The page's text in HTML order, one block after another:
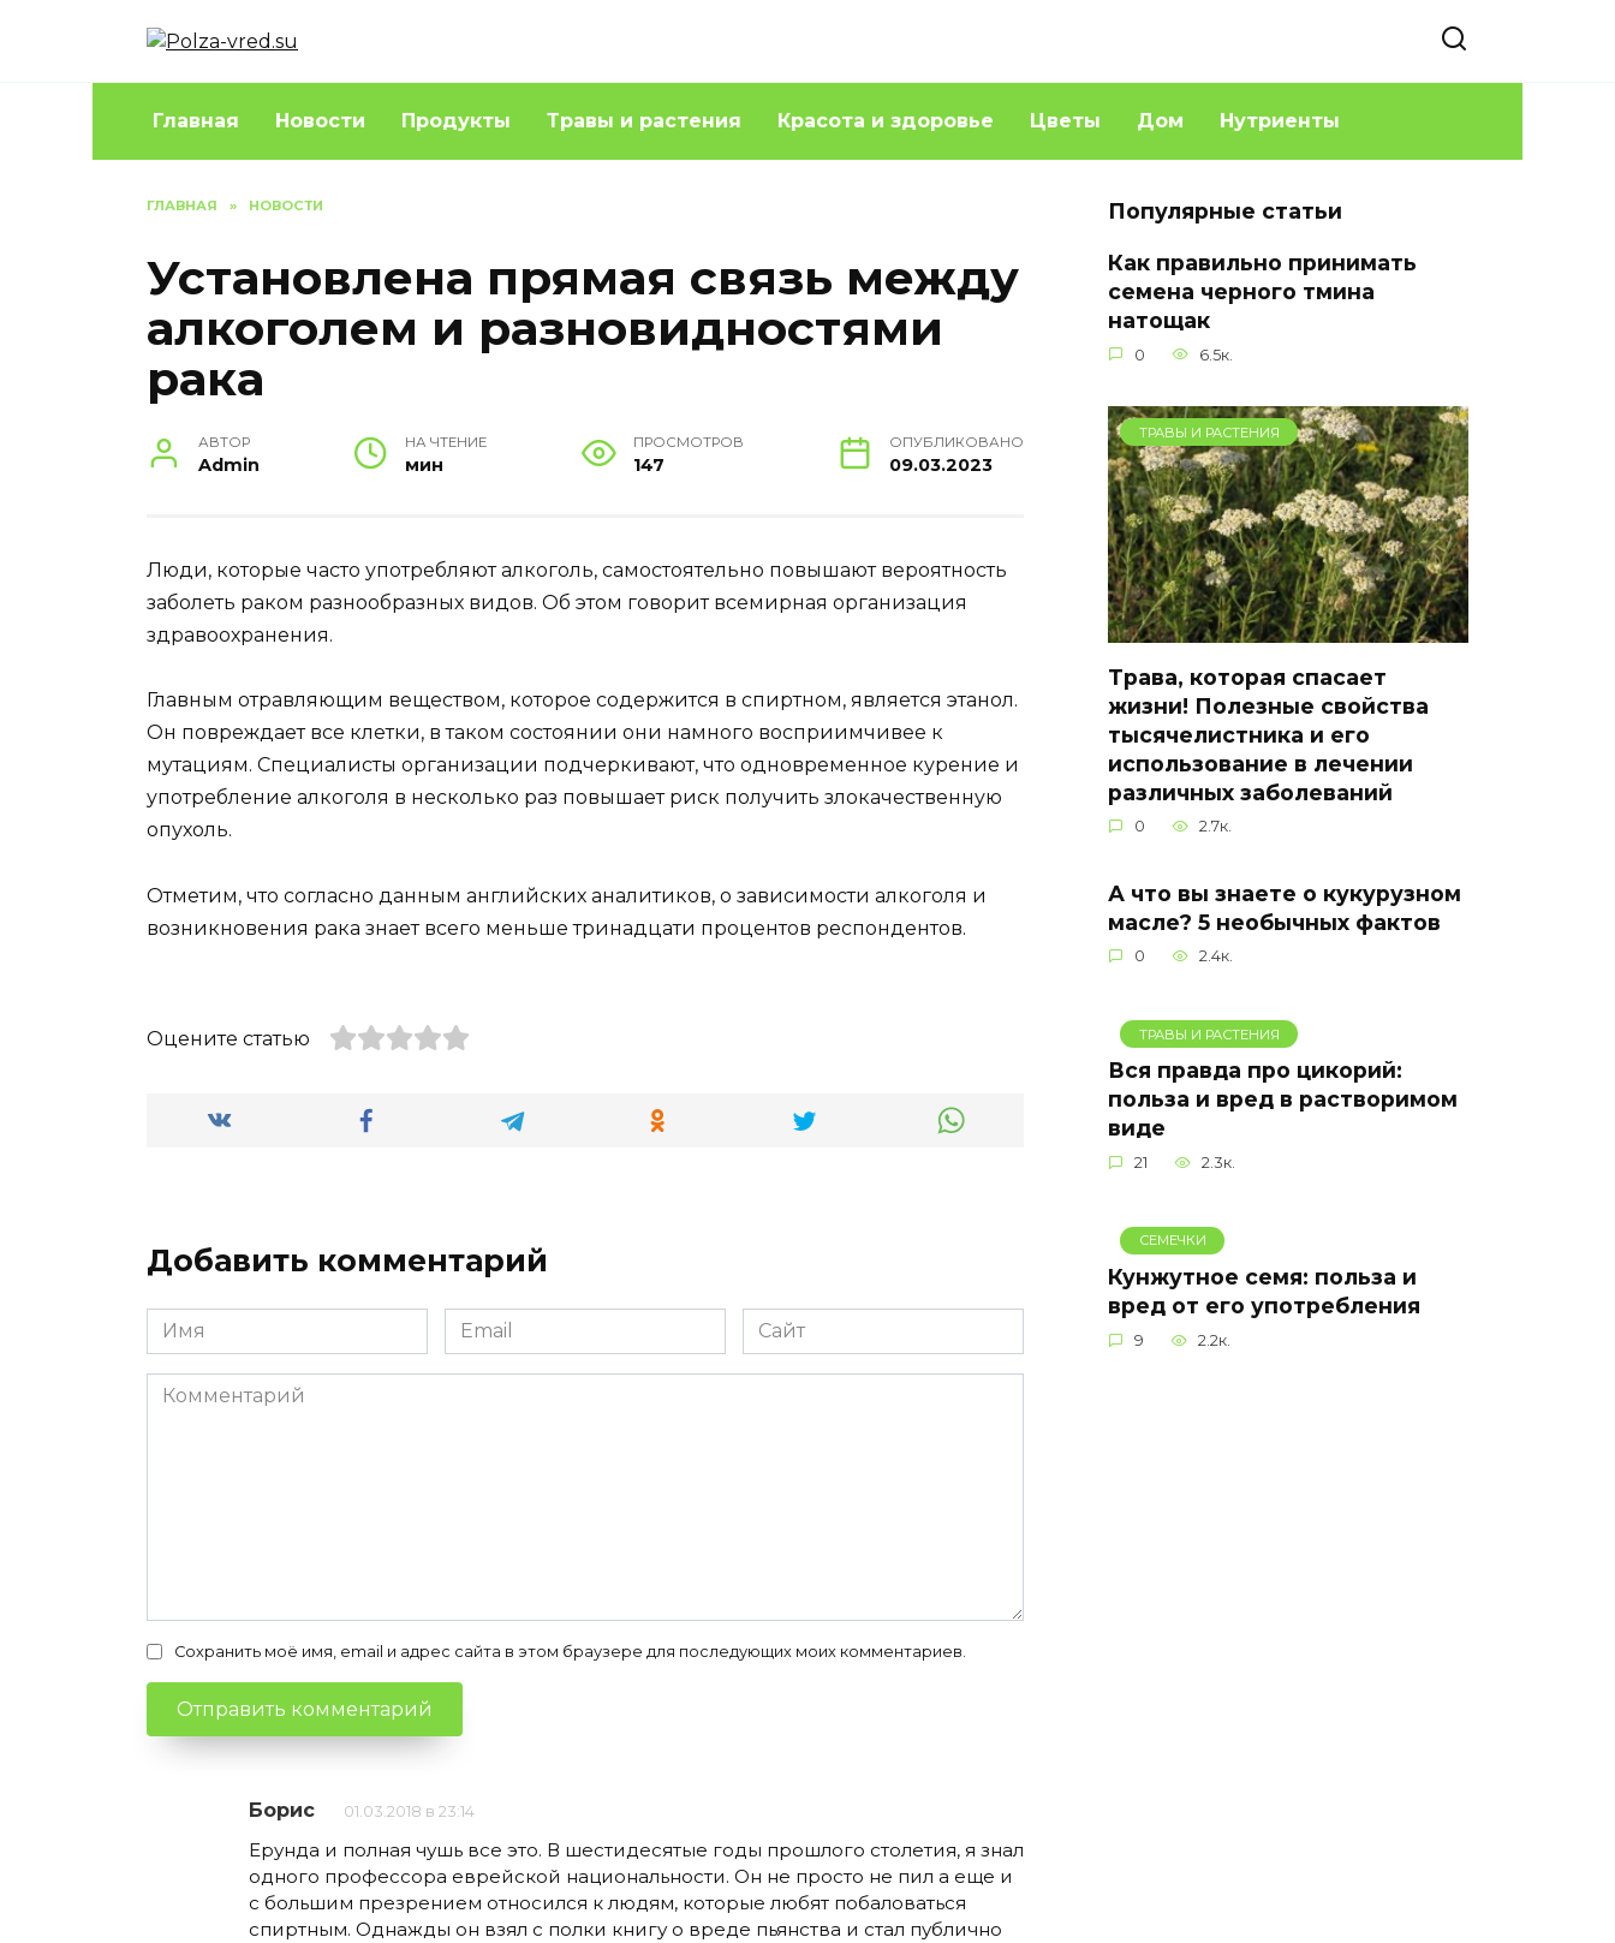
Главная Новости Продукты Травы и растения Красота и здоровье Цветы Дом Нутриенты
ГЛАВНАЯ » НОВОСТИ
Установлена прямая связь между
алкоголем и разновидностями
рака
АВТОР
Admin
НА ЧТЕНИЕ
мин
ПРОСМОТРОВ
147
ОПУБЛИКОВАНО
09.03.2023
Люди, которые часто употребляют алкоголь, самостоятельно повышают вероятность
заболеть раком разнообразных видов. Об этом говорит всемирная организация
здравоохранения.
Главным отравляющим веществом, которое содержится в спиртном, является этанол.
Он повреждает все клетки, в таком состоянии они намного восприимчивее к
мутациям. Специалисты организации подчеркивают, что одновременное курение и
употребление алкоголя в несколько раз повышает риск получить злокачественную
опухоль.
Отметим, что согласно данным английских аналитиков, о зависимости алкоголя и
возникновения рака знает всего меньше тринадцати процентов респондентов.
Оцените статью
Добавить комментарий
Имя
*
Email
*
Сайт
Комментарий
Сохранить моё имя, email и адрес сайта в этом браузере для последующих моих комментариев.
Борис 01.03.2018 в 23:14
Ерунда и полная чушь все это. В шестидесятые годы прошлого столетия, я знал
одного профессора еврейской национальности. Он не просто не пил а еще и
с большим презрением относился к людям, которые любят побаловаться
спиртным. Однажды он взял с полки книгу о вреде пьянства и стал публично
Популярные статьи
Как правильно принимать
семена черного тмина
натощак
0 6.5к.
ТРАВЫ И РАСТЕНИЯ
Трава, которая спасает
жизни! Полезные свойства
тысячелистника и его
использование в лечении
различных заболеваний
0 2.7к.
А что вы знаете о кукурузном
масле? 5 необычных фактов
0 2.4к.
ТРАВЫ И РАСТЕНИЯ
Вся правда про цикорий:
польза и вред в растворимом
виде
21 2.3к.
СЕМЕЧКИ
Кунжутное семя: польза и
вред от его употребления
9 2.2к.